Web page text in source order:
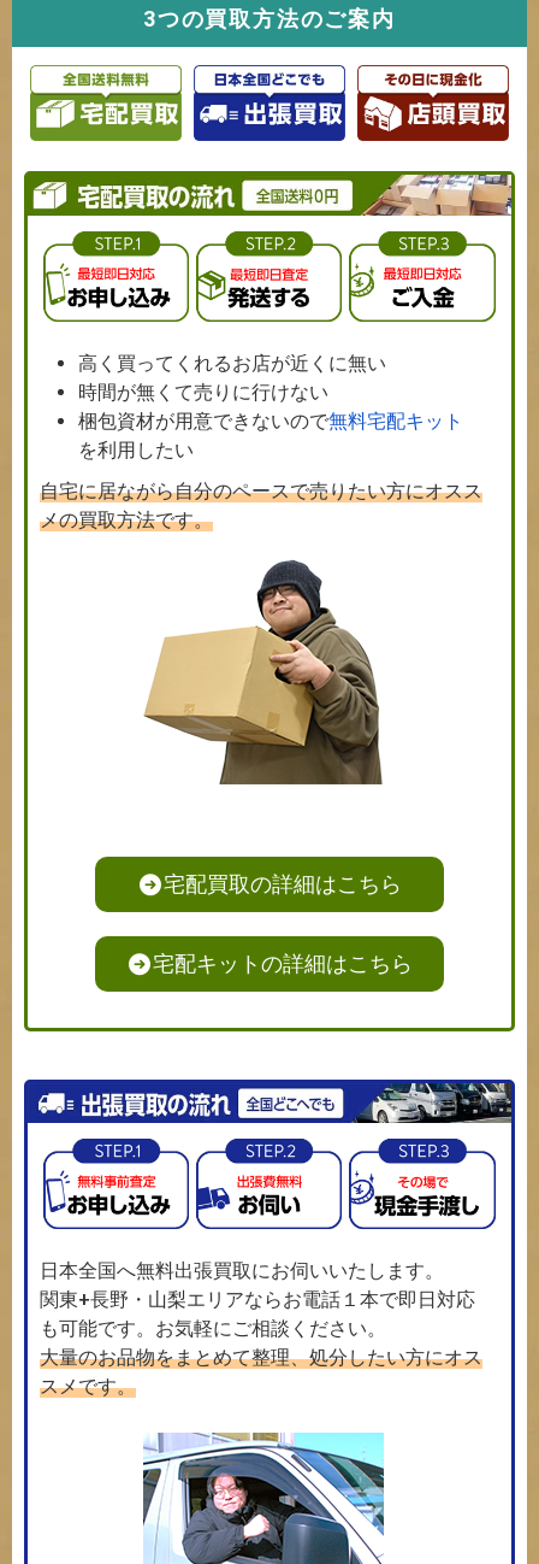
3つの買取方法のご案内
高く買ってくれるお店が近くに無い
時間が無くて売りに行けない
梱包資材が用意できないので無料宅配キット
を利用したい
自宅に居ながら自分のペースで売りたい方にオスス
メの買取方法です。
宅配買取の詳細はこちら
宅配キットの詳細はこちら
日本全国へ無料出張買取にお伺いいたします。
関東+長野・山梨エリアならお電話１本で即日対応
も可能です。お気軽にご相談ください。
大量のお品物をまとめて整理、処分したい方にオス
スメです。